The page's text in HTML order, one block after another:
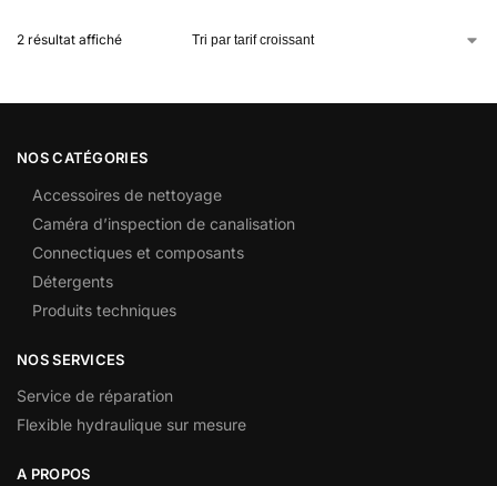
2 résultat affiché
NOS CATÉGORIES
Accessoires de nettoyage
Caméra d’inspection de canalisation
Connectiques et composants
Détergents
Produits techniques
NOS SERVICES
Service de réparation
Flexible hydraulique sur mesure
A PROPOS